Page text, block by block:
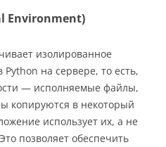
Environment)
изолированное
Python на сервере, то есть,
— исполняемые файлы,
копируются в некоторый
использует их, а не
позволяет обеспечить